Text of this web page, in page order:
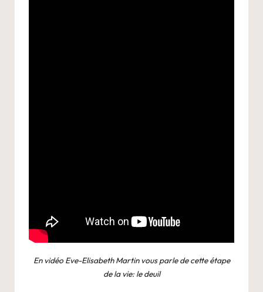
En vidéo Eve-Elisabeth Martin vous parle de cette étape
de la vie: le deuil